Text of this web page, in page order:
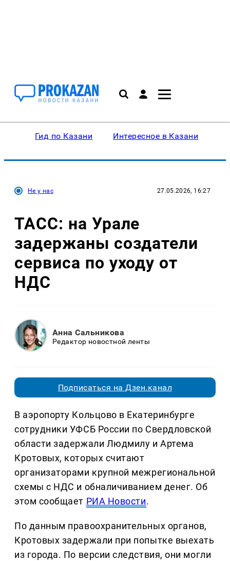
Гид по Казани Интересное в Казани
Не у нас 27.05.2026, 16:27
ТАСС: на Урале
задержаны создатели
сервиса по уходу от
НДС
Анна Сальникова
Редактор новостной ленты
Подписаться на Дзен.канал
В аэропорту Кольцово в Екатеринбурге
сотрудники УФСБ России по Свердловской
области задержали Людмилу и Артема
Кротовых, которых считают
организаторами крупной межрегиональной
схемы с НДС и обналичиванием денег. Об
этом сообщает РИА Новости.
По данным правоохранительных органов,
Кротовых задержали при попытке выехать
из города. По версии следствия, они могли